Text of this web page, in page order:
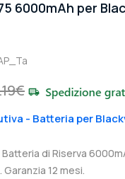
6000mAh per
- Batteria per
Batteria di Riserva
12 mesi.